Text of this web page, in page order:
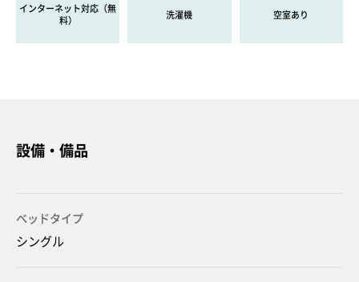
インターネット対応（無
料）
洗濯機 空室あり
設備・備品
ベッドタイプ
シングル